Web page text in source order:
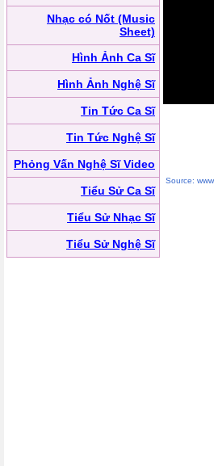
Nhạc có Nốt (Music
Sheet)
Hình Ảnh Ca Sĩ
Hình Ảnh Nghệ Sĩ
Tin Tức Ca Sĩ
Tin Tức Nghệ Sĩ
Phỏng Vấn Nghệ Sĩ Video
Tiểu Sử Ca Sĩ
Tiểu Sử Nhạc Sĩ
Tiểu Sử Nghệ Sĩ
Source: